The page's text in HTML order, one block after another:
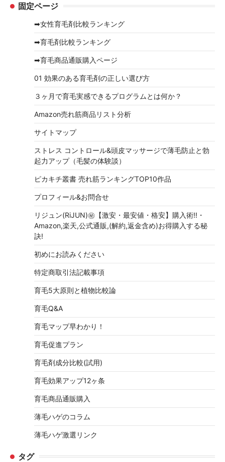
カ 固定ページ
➡女性育毛剤比較ランキング
➡育毛剤比較ランキング
➡育毛商品通販購入ページ
01 効果のある育毛剤の正しい選び方
３ヶ月で育毛実感できるプログラムとは何か？
Amazon売れ筋商品リスト分析
サイトマップ
ストレス コントロール&頭皮マッサージで薄毛防止と勃
起力アップ（毛髪の体験談）
ピカキチ叢書 売れ筋ランキングTOP10作品
プロフィール&お問合せ
リジュン(RiJUN)㊙【激安・最安値・格安】購入術!!・
Amazon,楽天,公式通販,(解約,返金含め)お得購入する秘
訣!
初めにお読みください
特定商取引法記載事項
育毛5大原則と植物比較論
育毛Q&A
育毛マップ早わかり！
育毛促進プラン
育毛剤成分比較(試用)
育毛効果アップ12ヶ条
育毛商品通販購入
薄毛ハゲのコラム
薄毛ハゲ激選リンク
タグ